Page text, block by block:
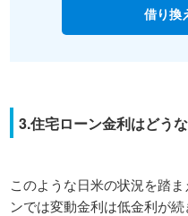
借り換
3.住宅ローン金利はどう
このような日米の状況を踏
ンでは変動金利は低金利が